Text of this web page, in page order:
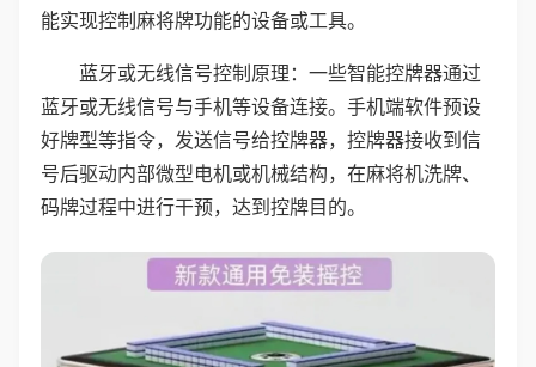
能实现控制麻将牌功能的设备或工具。
蓝牙或无线信号控制原理：一些智能控牌器通过
蓝牙或无线信号与手机等设备连接。手机端软件预设
好牌型等指令，发送信号给控牌器，控牌器接收到信
号后驱动内部微型电机或机械结构，在麻将机洗牌、
码牌过程中进行干预，达到控牌目的。